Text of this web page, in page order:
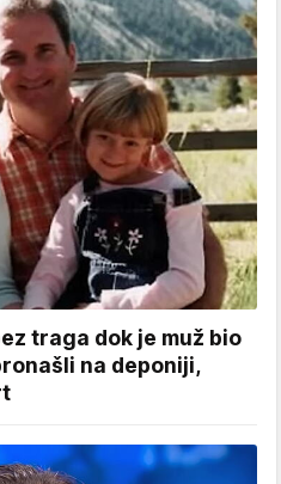
traga dok je muž bio
na deponiji,